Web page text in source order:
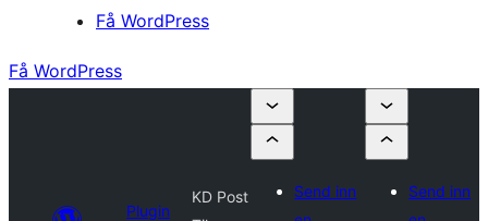
Få WordPress
Få WordPress
Plugin
KD Post
Send inn
Send inn